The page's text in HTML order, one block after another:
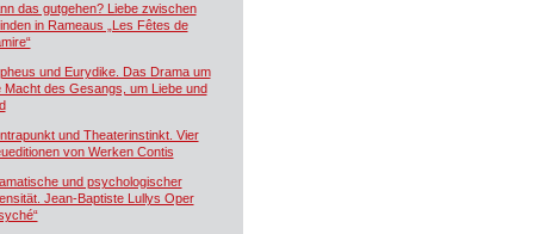
das gutgehen? Liebe zwischen
in Rameaus „Les Fêtes de
und Eurydike. Das Drama um
Macht des Gesangs, um Liebe und
und Theaterinstinkt. Vier
von Werken Contis
und psychologischer
Jean-Baptiste Lullys Oper